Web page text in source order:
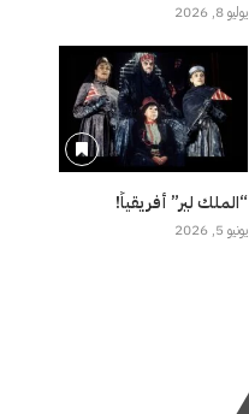
يوليو 8, 2026
“الملك لير” أفريقياً!
يونيو 5, 2026